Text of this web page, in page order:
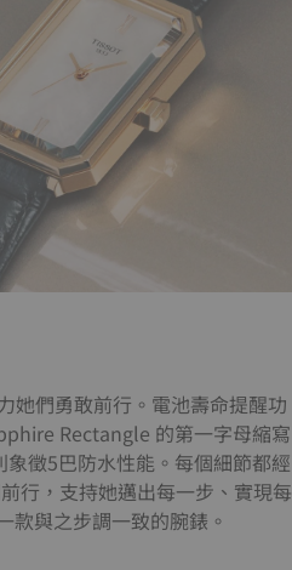
她們勇敢前行。電池壽命提醒功
Rectangle 的第一字母縮寫
徵5巴防水性能。每個細節都經
行，支持她邁出每一步、實現每
款與之步調一致的腕錶。